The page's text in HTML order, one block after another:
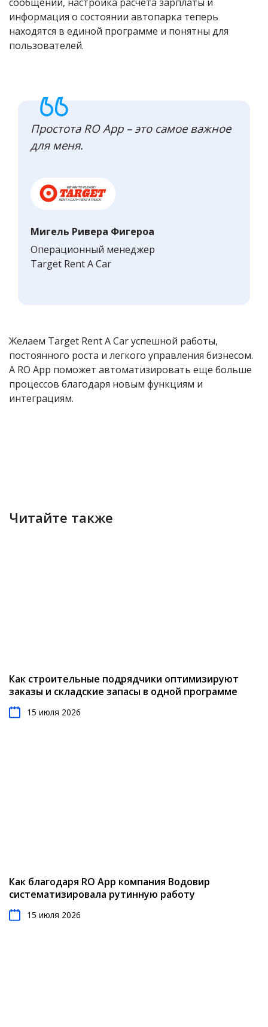
информация о состоянии автопарка теперь
находятся в единой программе и понятны для
пользователей.
Простота RO App – это самое важное
для меня.
Мигель Ривера Фигероа
Операционный менеджер
Target Rent A Car
Желаем Target Rent A Car успешной работы,
постоянного роста и легкого управления бизнесом.
А RO App поможет автоматизировать еще больше
процессов благодаря новым функциям и
интеграциям.
Читайте также
Как строительные подрядчики оптимизируют
заказы и складские запасы в одной программе
15 июля 2026
Как благодаря RO App компания Водовир
систематизировала рутинную работу
15 июля 2026